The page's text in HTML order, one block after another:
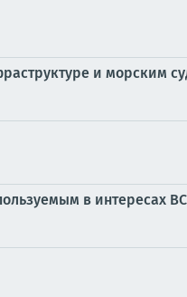
и морским
в интересах